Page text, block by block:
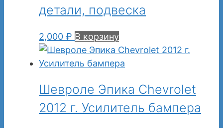
детали, подвеска
2,000 ₽ В корзину
Шевроле Эпика Chevrolet
2012 г. Усилитель бампера